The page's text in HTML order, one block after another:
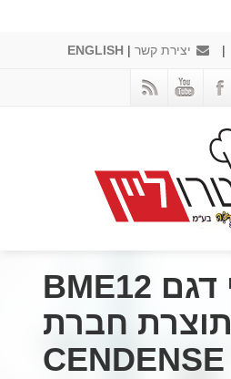
| יצירת קשר |
ENGLISH
בן מרי דגם BME12
תוצרת חברת
CENDENSE